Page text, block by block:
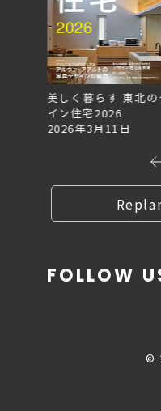
美しく暮らす 東北の
イン住宅2026
2026年3月11日
FOLLOW
©